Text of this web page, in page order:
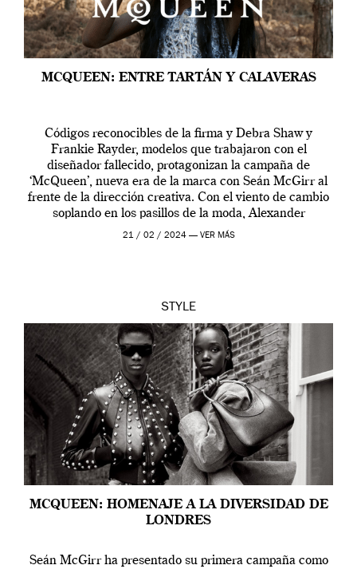
MCQUEEN: ENTRE TARTÁN Y CALAVERAS
Códigos reconocibles de la firma y Debra Shaw y
Frankie Rayder, modelos que trabajaron con el
diseñador fallecido, protagonizan la campaña de
‘McQueen’, nueva era de la marca con Seán McGirr al
frente de la dirección creativa. Con el viento de cambio
soplando en los pasillos de la moda, Alexander
McQueen se prepara para una […]
21 / 02 / 2024 — VER MÁS
STYLE
MCQUEEN: HOMENAJE A LA DIVERSIDAD DE
LONDRES
Seán McGirr ha presentado su primera campaña como